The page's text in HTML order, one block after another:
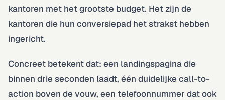
kantoren met het grootste budget. Het zijn de
kantoren die hun conversiepad het strakst hebben
ingericht.
Concreet betekent dat: een landingspagina die
binnen drie seconden laadt, één duidelijke call-to-
action boven de vouw, een telefoonnummer dat ook